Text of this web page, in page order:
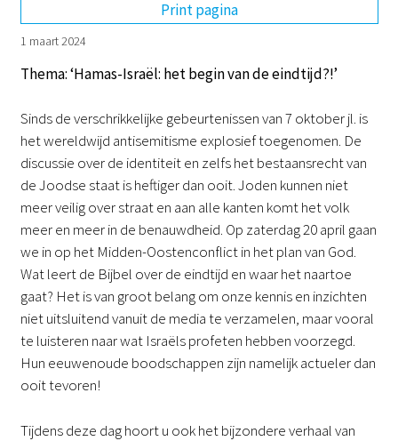
Print pagina
1 maart 2024
Thema: ‘Hamas-Israël: het begin van de eindtijd?!’
Sinds de verschrikkelijke gebeurtenissen van 7 oktober jl. is
het wereldwijd antisemitisme explosief toegenomen. De
discussie over de identiteit en zelfs het bestaansrecht van
de Joodse staat is heftiger dan ooit. Joden kunnen niet
meer veilig over straat en aan alle kanten komt het volk
meer en meer in de benauwdheid. Op zaterdag 20 april gaan
we in op het Midden-Oostenconflict in het plan van God.
Wat leert de Bijbel over de eindtijd en waar het naartoe
gaat? Het is van groot belang om onze kennis en inzichten
niet uitsluitend vanuit de media te verzamelen, maar vooral
te luisteren naar wat Israëls profeten hebben voorzegd.
Hun eeuwenoude boodschappen zijn namelijk actueler dan
ooit tevoren!
Tijdens deze dag hoort u ook het bijzondere verhaal van